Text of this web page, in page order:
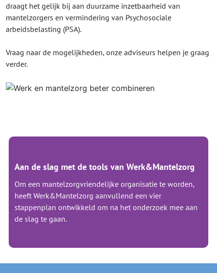
draagt het gelijk bij aan duurzame inzetbaarheid van
mantelzorgers en vermindering van Psychosociale
arbeidsbelasting (PSA).
Vraag naar de mogelijkheden, onze adviseurs helpen je graag
verder.
Aan de slag met de tools van Werk&Mantelzorg
Om een mantelzorgvriendelijke organisatie te worden,
heeft Werk&Mantelzorg aanvullend een vier
stappenplan ontwikkeld om na het onderzoek mee aan
de slag te gaan.